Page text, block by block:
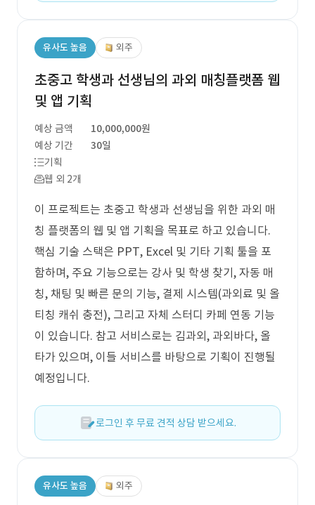
유사도 높음 외주
초중고 학생과 선생님의 과외 매칭플랫폼 웹
및 앱 기획
예상 금액
10,000,000원
예상 기간
30일
기획
웹 외 2개
이 프로젝트는 초중고 학생과 선생님을 위한 과외 매
칭 플랫폼의 웹 및 앱 기획을 목표로 하고 있습니다.
핵심 기술 스택은 PPT, Excel 및 기타 기획 툴을 포
함하며, 주요 기능으로는 강사 및 학생 찾기, 자동 매
칭, 채팅 및 빠른 문의 기능, 결제 시스템(과외료 및 올
티칭 캐쉬 충전), 그리고 자체 스터디 카페 연동 기능
이 있습니다. 참고 서비스로는 김과외, 과외바다, 올
타가 있으며, 이들 서비스를 바탕으로 기획이 진행될
예정입니다.
로그인 후 무료 견적 상담 받으세요.
유사도 높음 외주